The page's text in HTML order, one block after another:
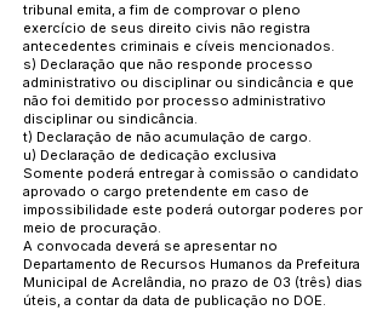
tribunal emita, a fim de comprovar o pleno
exercício de seus direito civis não registra
antecedentes criminais e cíveis mencionados.
s) Declaração que não responde processo
administrativo ou disciplinar ou sindicância e que
não foi demitido por processo administrativo
disciplinar ou sindicância.
t) Declaração de não acumulação de cargo.
u) Declaração de dedicação exclusiva
Somente poderá entregar à comissão o candidato
aprovado o cargo pretendente em caso de
impossibilidade este poderá outorgar poderes por
meio de procuração.
A convocada deverá se apresentar no
Departamento de Recursos Humanos da Prefeitura
Municipal de Acrelândia, no prazo de 03 (três) dias
úteis, a contar da data de publicação no DOE.